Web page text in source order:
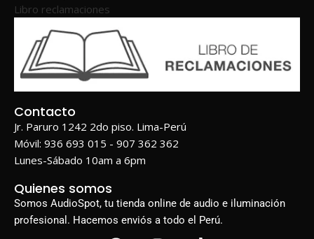
Libro reclamaciones
Contacto
Jr. Paruro 1242 2do piso. Lima-Perú
Móvil: 936 693 015 - 907 362 362
Lunes-Sábado 10am a 6pm
Quienes somos
Somos AudioSpot, tu tienda online de audio e iluminación
profesional. Hacemos enviós a todo el Perú.